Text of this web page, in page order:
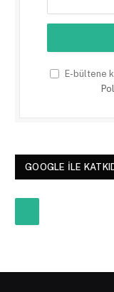
E-bültene
GOOGLE ILE